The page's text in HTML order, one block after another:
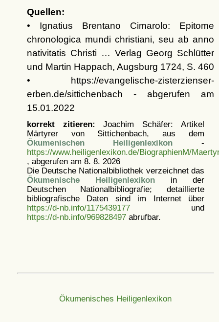
Quellen:
• Ignatius Brentano Cimarolo: Epitome
chronologica mundi christiani, seu ab anno
nativitatis Christi … Verlag Georg Schlütter
und Martin Happach, Augsburg 1724, S. 460
• https://evangelische-zisterzienser-
erben.de/sittichenbach - abgerufen am
15.01.2022
korrekt zitieren: Joachim Schäfer: Artikel
Märtyrer von Sittichenbach, aus dem
Ökumenischen Heiligenlexikon -
https://www.heiligenlexikon.de/BiographienM/
, abgerufen am 8. 8. 2026
Die Deutsche Nationalbibliothek verzeichnet das
Ökumenische Heiligenlexikonin der
Deutschen Nationalbibliografie; detaillierte
bibliografische Daten sind im Internet über
https://d-nb.info/1175439177und
https://d-nb.info/969828497abrufbar.
Ökumenisches Heiligenlexikon